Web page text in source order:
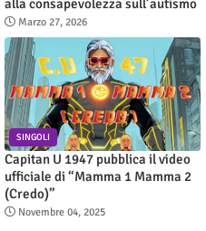
alla consapevolezza sull’autismo
Marzo 27, 2026
SINGOLI
Capitan U 1947 pubblica il video
ufficiale di “Mamma 1 Mamma 2
(Credo)”
Novembre 04, 2025